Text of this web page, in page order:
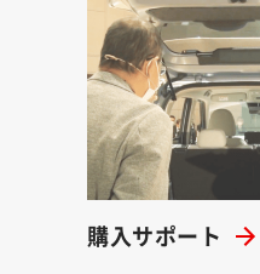
購入サポート